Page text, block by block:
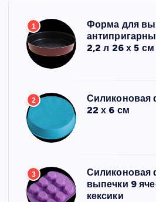
1
Форма для
2,2 л 26 х 5 см
2
Силиконовая
22 х 6 см
3
Силиконовая
выпечки 9
кексики